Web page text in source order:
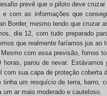
prevê que o piloto deve
e com as informações que
Border, mesmo tendo que cruzar
dia 12, com tudo preparado
que realmente faríamos jus
com essa previsão, fomos
horas, parou de nevar.
com sua capa de proteção coberta
tinha um resquício de terra, barro,
um ar mais moderado e cauteloso.